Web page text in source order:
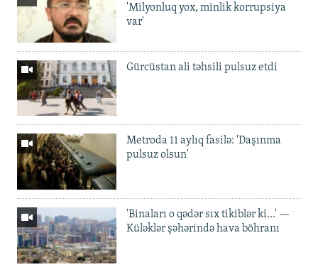
'Milyonluq yox, minlik korrupsiya
var'
Gürcüstan ali təhsili pulsuz etdi
Metroda 11 aylıq fasilə: 'Daşınma
pulsuz olsun'
'Binaları o qədər sıx tikiblər ki...' —
Küləklər şəhərində hava böhranı